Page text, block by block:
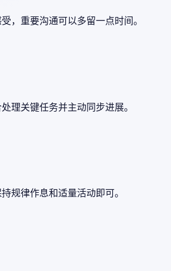
，重要沟通可以多留一点时间。
理关键任务并主动同步进展。
规律作息和适量活动即可。